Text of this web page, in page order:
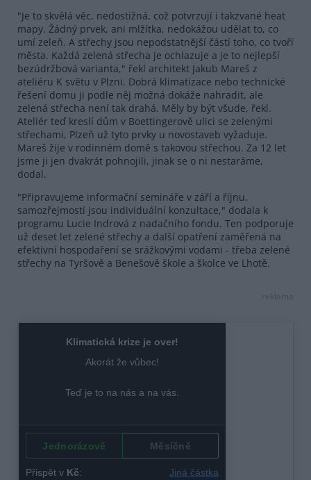
"Je to skvělá věc, nedostižná, což potvrzují i takzvané heat
mapy. Žádný prvek, ani mlžítka, nedokážou udělat to, co
umí zeleň. A střechy jsou nepodstatnější částí toho, co tvoří
města. Každá zelená střecha je ochlazuje a je to nejlepší
bezúdržbová varianta," řekl architekt Jakub Mareš z
ateliéru K světu v Plzni. Dobrá klimatizace nebo technické
řešení domu ji podle něj možná dokáže nahradit, ale
zelená střecha není tak drahá. Měly by být všude, řekl.
Ateliér teď kreslí dům v Boettingerově ulici se zelenými
střechami, Plzeň už tyto prvky u novostaveb vyžaduje.
Mareš žije v rodinném domě s takovou střechou. Za 12 let
jsme ji jen dvakrát pohnojili, jinak se o ni nestaráme,
dodal.
"Připravujeme informační semináře v září a říjnu,
samozřejmostí jsou individuální konzultace," dodala k
programu Lucie Indrová z nadačního fondu. Ten podporuje
už deset let zelené střechy a další opatření zaměřená na
efektivní hospodaření se srážkovými vodami - třeba zelené
střechy na Tyršově a Benešově škole a školce ve Lhotě.
reklama